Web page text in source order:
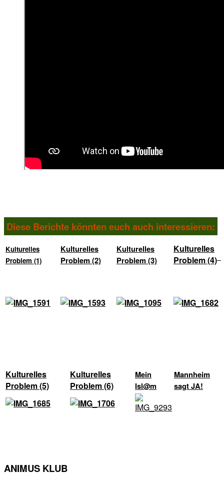
Diese Berichte könnten euch auch interessieren:
Kulturelles
Problem (1)
Kulturelles
Problem (2)
Kulturelles
Problem (3)
Kulturelles
Problem (4)
Kulturelles
Problem (5)
Kulturelles
Problem (6)
Mein
Isl@m
Mannheim
sagt JA!
ANIMUS KLUB